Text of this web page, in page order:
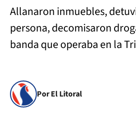
Allanaron inmuebles,
persona, decomisaron
banda que operaba en la
Por El Litoral